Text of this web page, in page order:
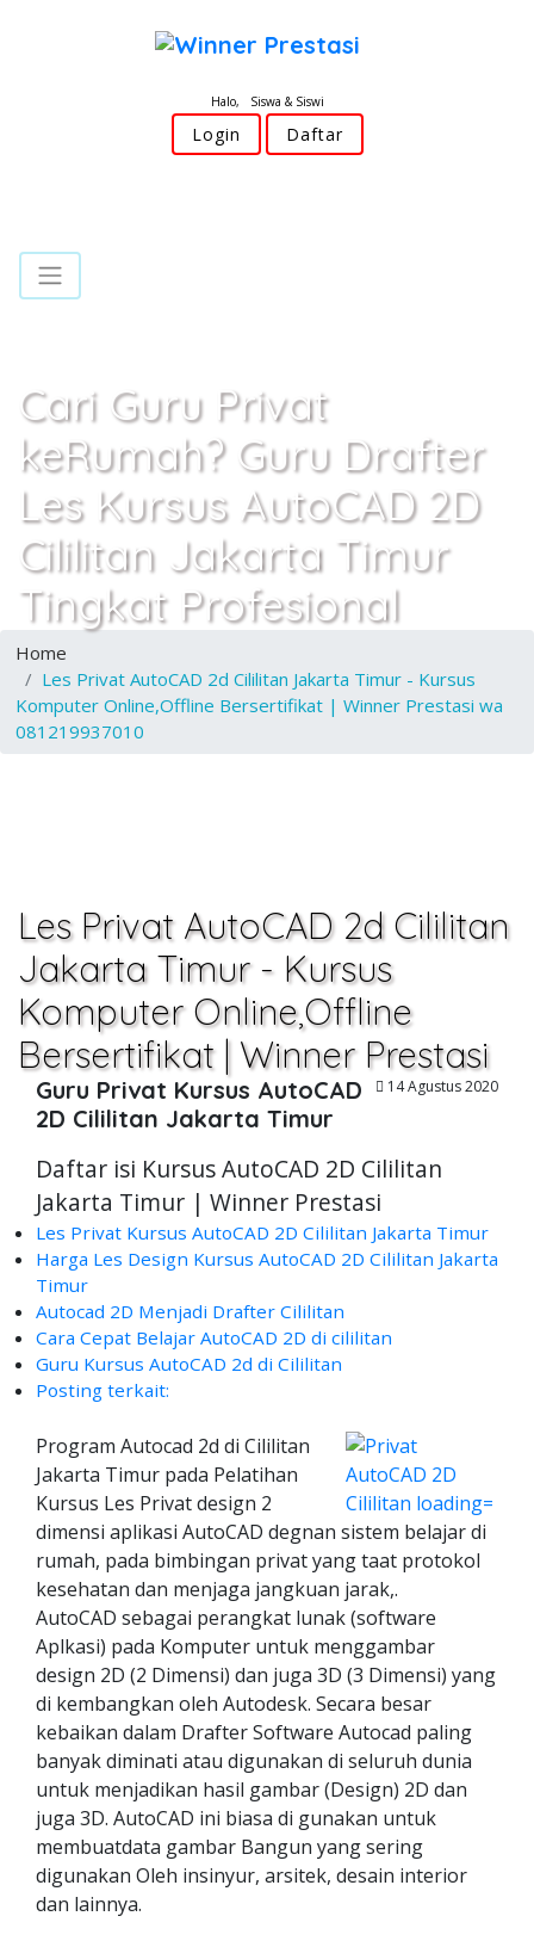
Halo, Siswa & Siswi
Login Daftar
Cari Guru Privat
keRumah? Guru Drafter
Les Kursus AutoCAD 2D
Cililitan Jakarta Timur
Tingkat Profesional
Home
Les Privat AutoCAD 2d Cililitan Jakarta Timur - Kursus
Komputer Online,Offline Bersertifikat | Winner Prestasi wa
081219937010
Les Privat AutoCAD 2d Cililitan
Jakarta Timur - Kursus
Komputer Online,Offline
Bersertifikat | Winner Prestasi
14 Agustus 2020
Guru Privat Kursus AutoCAD
2D Cililitan Jakarta Timur
Daftar isi Kursus AutoCAD 2D Cililitan
Jakarta Timur | Winner Prestasi
Les Privat Kursus AutoCAD 2D Cililitan Jakarta Timur
Harga Les Design Kursus AutoCAD 2D Cililitan Jakarta
Timur
Autocad 2D Menjadi Drafter Cililitan
Cara Cepat Belajar AutoCAD 2D di cililitan
Guru Kursus AutoCAD 2d di Cililitan
Posting terkait:
Program Autocad 2d di Cililitan
Jakarta Timur pada Pelatihan
Kursus Les Privat design 2
dimensi aplikasi AutoCAD degnan sistem belajar di
rumah, pada bimbingan privat yang taat protokol
kesehatan dan menjaga jangkuan jarak,.
AutoCAD sebagai perangkat lunak (software
Aplkasi) pada Komputer untuk menggambar
design 2D (2 Dimensi) dan juga 3D (3 Dimensi) yang
di kembangkan oleh Autodesk. Secara besar
kebaikan dalam Drafter Software Autocad paling
banyak diminati atau digunakan di seluruh dunia
untuk menjadikan hasil gambar (Design) 2D dan
juga 3D. AutoCAD ini biasa di gunakan untuk
membuatdata gambar Bangun yang sering
digunakan Oleh insinyur, arsitek, desain interior
dan lainnya.